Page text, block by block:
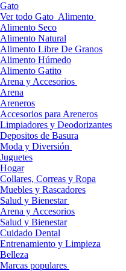
Gato
Ver todo Gato Alimento
Alimento Seco
Alimento Natural
Alimento Libre De Granos
Alimento Húmedo
Alimento Gatito
Arena y Accesorios
Arena
Areneros
Accesorios para Areneros
Limpiadores y Deodorizantes
Depositos de Basura
Moda y Diversión
Juguetes
Hogar
Collares, Correas y Ropa
Muebles y Rascadores
Salud y Bienestar
Arena y Accesorios
Salud y Bienestar
Cuidado Dental
Entrenamiento y Limpieza
Belleza
Marcas populares